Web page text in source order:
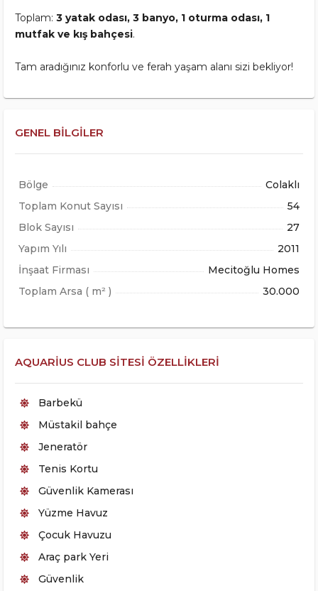
Toplam: 3 yatak odası, 3 banyo, 1 oturma odası, 1
mutfak ve kış bahçesi.
Tam aradığınız konforlu ve ferah yaşam alanı sizi bekliyor!
GENEL BILGILER
Bölge
Colaklı
Toplam Konut Sayısı
54
Blok Sayısı
27
Yapım Yılı
2011
İnşaat Firması
Mecitoğlu Homes
Toplam Arsa ( m² )
30.000
AQUARIUS CLUB SITESI ÖZELLIKLERI
Barbekü
Müstakil bahçe
Jeneratör
Tenis Kortu
Güvenlik Kamerası
Yüzme Havuz
Çocuk Havuzu
Araç park Yeri
Güvenlik